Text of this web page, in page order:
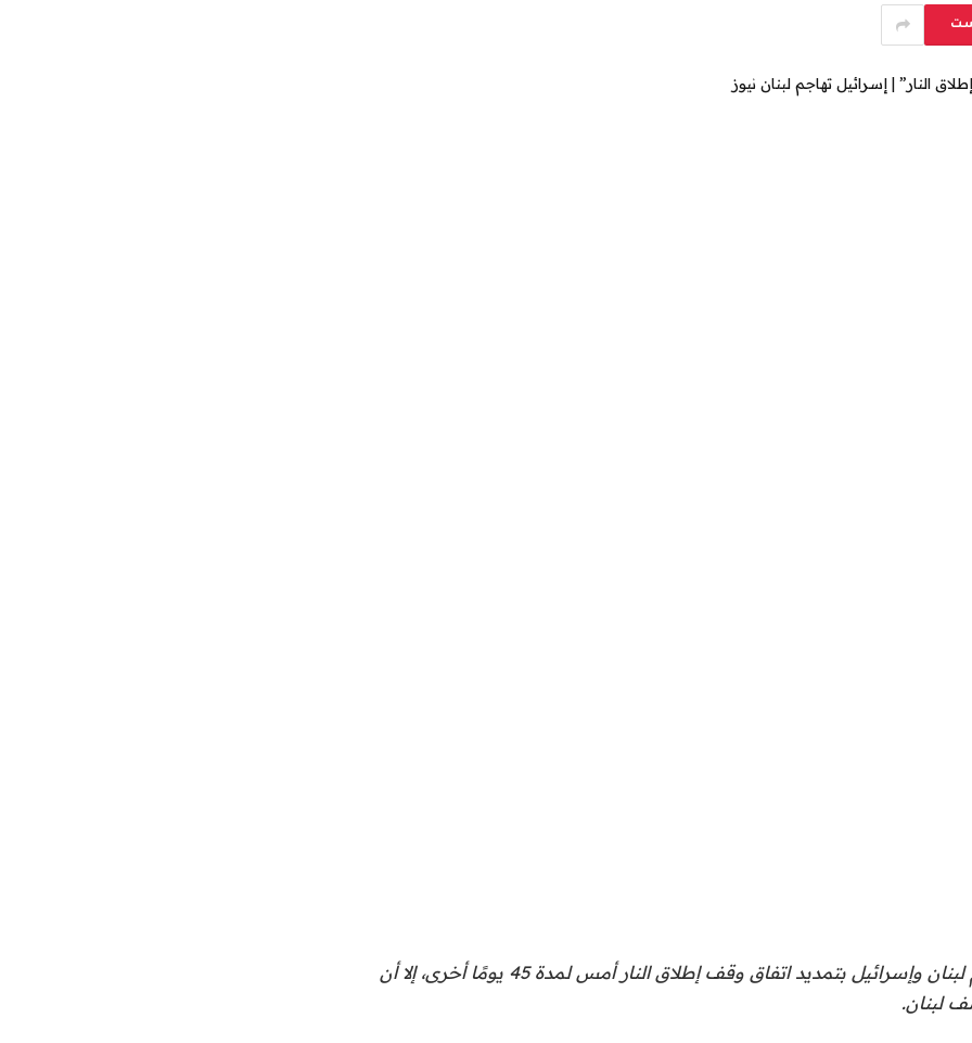
وعلى الرغم من قيام لبنان وإسرائيل بتمديد اتفاق وقف إطلاق النار أمس لمدة 45 يومًا أخرى، إلا أن
لبنان.